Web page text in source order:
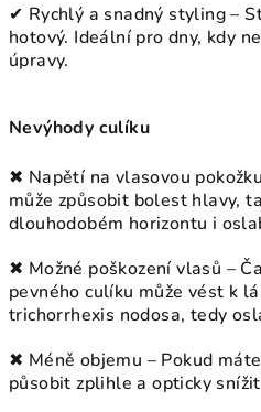
✔ Rychlý a snadný styling –
hotový. Ideální pro dny, kdy
úpravy.
Nevýhody culíku
✖ Napětí na vlasovou
může způsobit bolest hlavy,
dlouhodobém horizontu i
✖ Možné poškození vlasů –
pevného culíku může vést k
trichorrhexis nodosa, tedy
✖ Méně objemu – Pokud
působit zplihle a opticky